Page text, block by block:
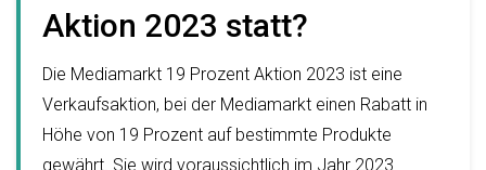
Aktion 2023 statt?
Die Mediamarkt 19 Prozent Aktion 2023 ist eine
Verkaufsaktion, bei der Mediamarkt einen Rabatt in
Höhe von 19 Prozent auf bestimmte Produkte
gewährt. Sie wird voraussichtlich im Jahr 2023